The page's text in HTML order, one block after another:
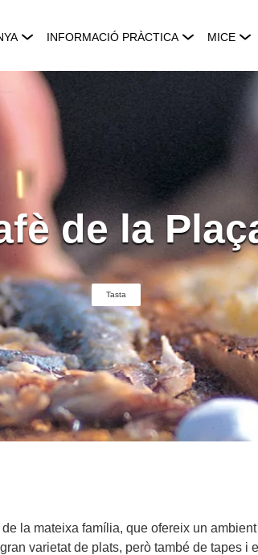
INFORMACIÓ PRÀCTICA MICE
de la
Tasta
la mateixa família, que ofereix un
varietat de plats, però també de tapes i